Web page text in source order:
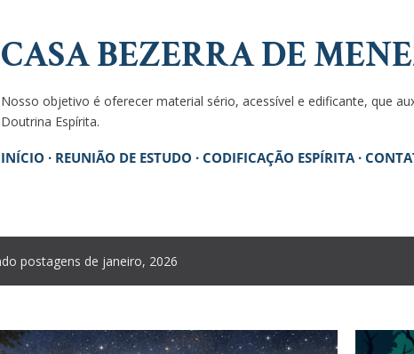
CASA BEZERRA DE
Nosso objetivo é oferecer material sério, acessível e edificante, que
Doutrina Espírita.
INÍCIO REUNIÃO DE ESTUDO CODIFICAÇÃO ESPÍRITA
postagens de janeiro, 2026